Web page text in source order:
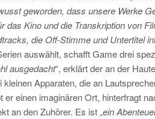
geworden, dass unsere Werke
das Kino und die Transkription von
die Off-Stimme und Untertitel
auswählt, schafft Game drei
ausgedacht“, erklärt der an der
kleinen Apparaten, die an
einen imaginären Ort, hinterfragt
an den Zuhörer. Es ist „ein